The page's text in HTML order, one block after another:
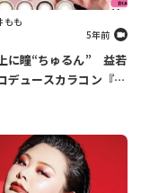
もも
5年前
に瞳“ちゅるん” 益若
デュースカラコン『バ
ズ』がリニューアル